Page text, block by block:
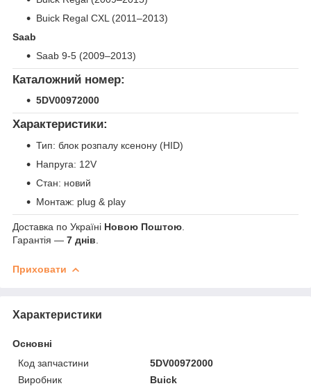
Buick Regal CXL (2011–2013)
Saab
Saab 9-5 (2009–2013)
Каталожний номер:
5DV00972000
Характеристики:
Тип: блок розпалу ксенону (HID)
Напруга: 12V
Стан: новий
Монтаж: plug & play
Доставка по Україні Новою Поштою
Гарантія — 7 днів
Приховати
Характеристики
Основні
Код запчастини
5DV00972000
Виробник
Buick